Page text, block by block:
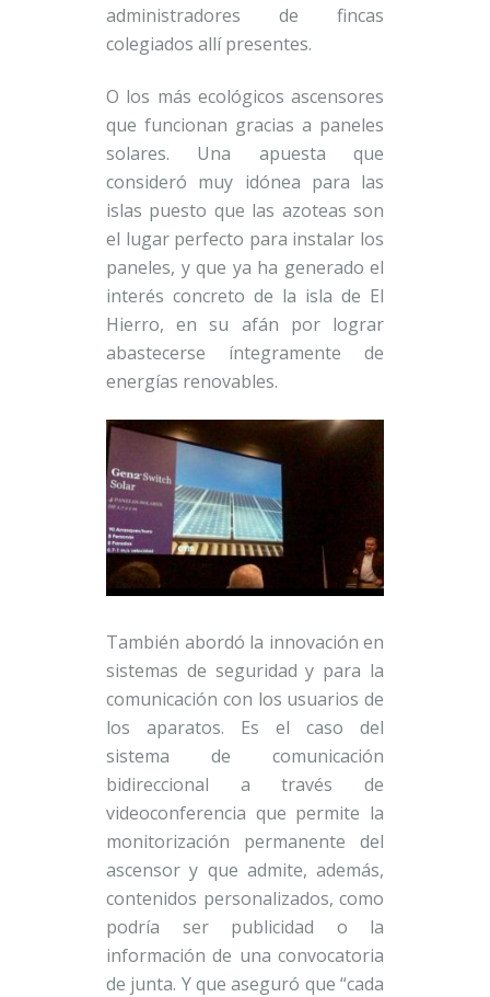
administradores de fincas
colegiados allí presentes.
O los más ecológicos ascensores
que funcionan gracias a paneles
solares. Una apuesta que
consideró muy idónea para las
islas puesto que las azoteas son
el lugar perfecto para instalar los
paneles, y que ya ha generado el
interés concreto de la isla de El
Hierro, en su afán por lograr
abastecerse íntegramente de
energías renovables.
También abordó la innovación en
sistemas de seguridad y para la
comunicación con los usuarios de
los aparatos. Es el caso del
sistema de comunicación
bidireccional a través de
videoconferencia que permite la
monitorización permanente del
ascensor y que admite, además,
contenidos personalizados, como
podría ser publicidad o la
información de una convocatoria
de junta. Y que aseguró que “cada